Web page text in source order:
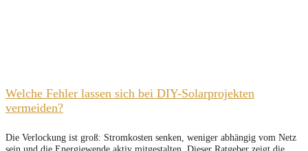
Welche Fehler lassen sich bei DIY-Solarprojekten
vermeiden?
Die Verlockung ist groß: Stromkosten senken, weniger abhängig vom Netz
sein und die Energiewende aktiv mitgestalten. Dieser Ratgeber zeigt die